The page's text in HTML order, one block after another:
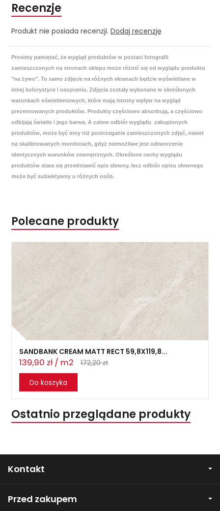
Recenzje
Produkt nie posiada recenzji. Dodaj recenzję
Prosimy pamiętać, że wygląd produktów w postaci fotografii
zamieszczonych na stronach sklepu może różnić się od wyglądu produktu
"na żywo". To samo zdjęcie na różnych ekranach będzie wyświetlane w
innej kolorystyce i nasyceniu. Zdjęcia zostały wykonane w określonych
warunkach oświetleniowych, które mają istotny wpływ na wygląd
prezentowanych produktów. Produkty częściowo absorbują, a częściowo
odbijają światło i jego barwę. A zatem odbiór wyglądu zakupionych
produktów, może być inny niż postrzeganie zamieszczonych zdjęć, nawet
na skalibrowanych monitorach, gdyż niemożliwe jest odtworzenie
identycznych warunków zewnętrznych. Określone cechy wyglądu
produktów stara się przedstawić opis słowny, lecz odbiór opisu słownego
może być subiektywny u różnych osób.
Polecane produkty
SANDBANK CREAM MATT RECT 59,8X119,8...
139,90 zł / m2
172,20 zł
Do koszyka
Ostatnio przeglądane produkty
Kontakt
Przed zakupem